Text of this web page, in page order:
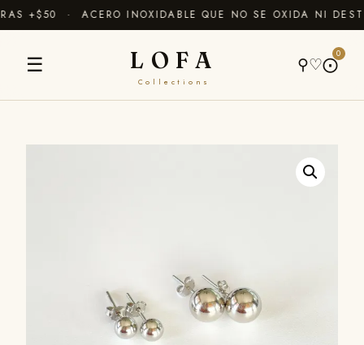
+$50 · ACERO INOXIDABLE QUE NO SE OXIDA NI
☰ LOFA
Collections
⚲♡⨀
0